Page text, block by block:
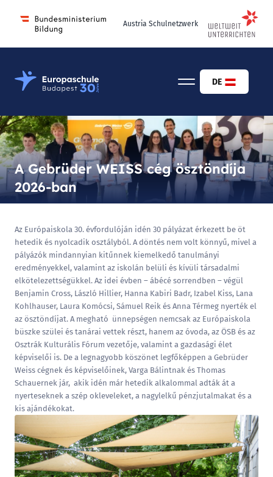
Austria Schulnetzwerk
Osztrák-Magyar Európaiskola Budapest DE
A Gebrüder WEISS cég ösztöndíja
2026-ban
Az Európaiskola 30. évfordulóján idén 30 pályázat érkezett be öt
hetedik és nyolcadik osztályból. A döntés nem volt könnyű, mivel a
pályázók mindannyian kitűnnek kiemelkedő tanulmányi
eredményekkel, valamint az iskolán belüli és kívüli társadalmi
elkötelezettségükkel. Az idei évben – ábécé sorrendben – végül
Benjamin Cross, László Hillier, Hanna Kabiri Badr, Izabel Kiss, Lana
Kohlhauser, Laura Komócsi, Sámuel Reik és Anna Térmeg nyerték el
az ösztöndíjat. A megható ünnepségen nemcsak az Európaiskola
büszke szülei és tanárai vettek részt, hanem az óvoda, az ÖSB és az
Osztrák Kulturális Fórum vezetője, valamint a gazdasági élet
képviselői is. De a legnagyobb köszönet legfőképpen a Gebrüder
Weiss cégnek és képviselőinek, Varga Bálintnak és Thomas
Schauernek jár, akik idén már hetedik alkalommal adták át a
nyerteseknek a szép okleveleket, a nagylelkű pénzjutalmakat és a
kis ajándékokat.